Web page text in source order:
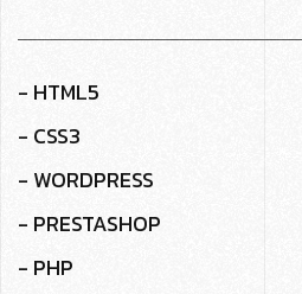
- HTML5
- CSS3
- WORDPRESS
- PRESTASHOP
- PHP